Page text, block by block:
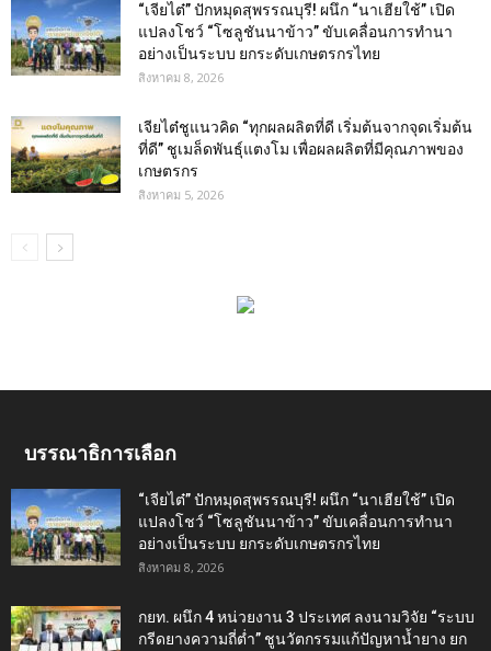
“เจียไต๋” ปักหมุดสุพรรณบุรี! ผนึก “นาเฮียใช้” เปิด
แปลงโชว์ “โซลูชันนาข้าว” ขับเคลื่อนการทำนา
อย่างเป็นระบบ ยกระดับเกษตรกรไทย
สิงหาคม 8, 2026
เจียไต๋ชูแนวคิด “ทุกผลผลิตที่ดี เริ่มต้นจากจุดเริ่มต้น
ที่ดี” ชูเมล็ดพันธุ์แตงโม เพื่อผลผลิตที่มีคุณภาพของ
เกษตรกร
สิงหาคม 5, 2026
บรรณาธิการเลือก
“เจียไต๋” ปักหมุดสุพรรณบุรี! ผนึก “นาเฮียใช้” เปิด
แปลงโชว์ “โซลูชันนาข้าว” ขับเคลื่อนการทำนา
อย่างเป็นระบบ ยกระดับเกษตรกรไทย
สิงหาคม 8, 2026
กยท. ผนึก 4 หน่วยงาน 3 ประเทศ ลงนามวิจัย “ระบบ
กรีดยางความถี่ต่ำ” ชูนวัตกรรมแก้ปัญหาน้ำยาง ยก